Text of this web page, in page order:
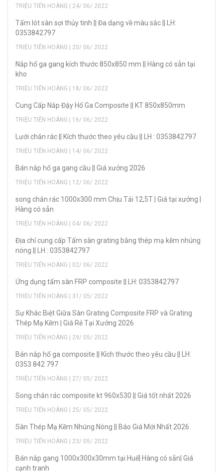
TRIỆU TIẾN HOÀNG | 24/ 06/ 2022
Tấm lót sàn sợi thủy tinh || Đa dạng về màu sắc || LH:
0353842797
TRIỆU TIẾN HOÀNG | 20/ 06/ 2022
Nắp hố ga gang kích thước 850x850 mm || Hàng có sẵn tại
kho
TRIỆU TIẾN HOÀNG | 18/ 06/ 2022
Cung Cấp Nắp Đậy Hố Ga Composite || KT 850x850mm
TRIỆU TIẾN HOÀNG | 16/ 06/ 2022
Lưới chắn rác || Kích thước theo yêu cầu || LH : 0353842797
TRIỆU TIẾN HOÀNG | 14/ 06/ 2022
Bán nắp hố ga gang cầu || Giá xưởng 2026
TRIỆU TIẾN HOÀNG | 12/ 06/ 2022
song chắn rác 1000x300 mm Chịu Tải 12,5T | Giá tại xưởng |
Hàng có sẵn
TRIỆU TIẾN HOÀNG | 04/ 06/ 2022
Địa chỉ cung cấp Tấm sàn grating bằng thép mạ kẽm nhúng
nóng || LH : 0353842797
TRIỆU TIẾN HOÀNG | 02/ 06/ 2022
Ứng dụng tấm sàn FRP composite || LH: 0353842797
TRIỆU TIẾN HOÀNG | 31/ 05/ 2022
Sự Khác Biệt Giữa Sàn Grating Composite FRP và Grating
Thép Mạ Kẽm | Giá Rẻ Tại Xưởng 2026
TRIỆU TIẾN HOÀNG | 29/ 05/ 2022
Bán nắp hố ga composite || Kích thước theo yêu cầu || LH:
0353 842 797
TRIỆU TIẾN HOÀNG | 27/ 05/ 2022
Song chắn rác composite kt 960x530 || Giá tốt nhất 2026
TRIỆU TIẾN HOÀNG | 25/ 05/ 2022
Sàn Thép Mạ Kẽm Nhúng Nóng || Báo Giá Mới Nhất 2026
TRIỆU TIẾN HOÀNG | 23/ 05/ 2022
Bán nắp gang 1000x300x30mm tại Huế| Hàng có sẵn| Giá
cạnh tranh